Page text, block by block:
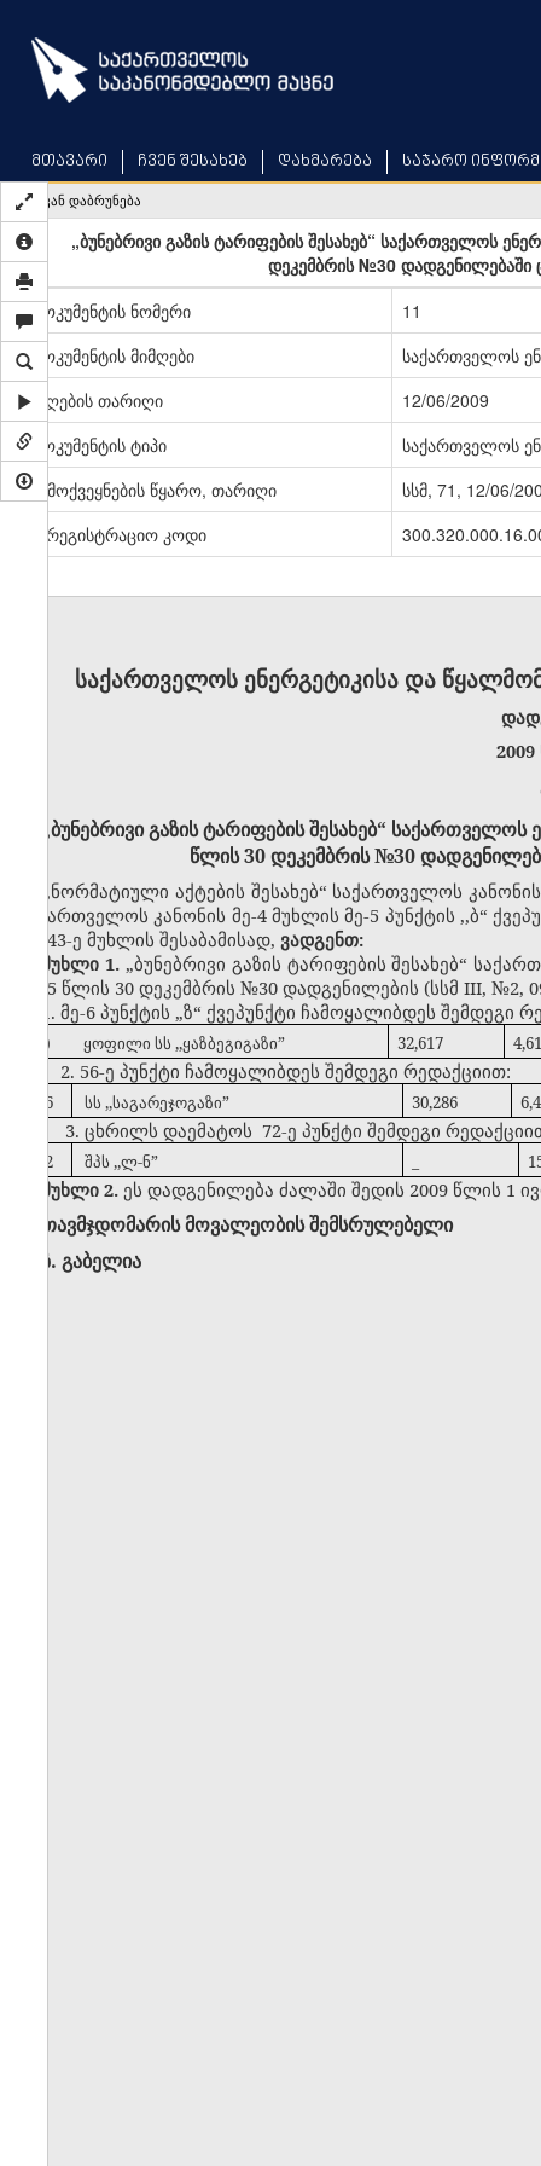
main
content
მთავარი ჩვენ შესახებ დახმარება საჯარო
უკან დაბრუნება
„ბუნებრივი გაზის ტარიფების შესახებ“ საქართველოს
დეკემბრის №30 დადგენილებაში
დოკუმენტის ნომერი
11
დოკუმენტის მიმღები
საქართველოს
მიღების თარიღი
12/06/2009
დოკუმენტის ტიპი
საქართველოს
გამოქვეყნების წყარო, თარიღი
სსმ, 71, 12/06/
სარეგისტრაციო კოდი
საქართველოს ენერგეტიკისა და
„ბუნებრივი გაზის ტარიფების შესახებ“
წლის 30 დეკემბრის №30
,,ნორმატიული აქტების შესახებ“ საქართველოს
საქართველოს კანონის მე-4 მუხლის მე-5 პუნქტის ,,ბ“
და 43-ე მუხლის შესაბამისად, ვადგენთ:
მუხლი 1.„ბუნებრივი გაზის ტარიფების შესახებ“
2005 წლის 30 დეკემბრის №30 დადგენილების (სსმ III,
1. მე-6 პუნქტის „ზ“ ქვეპუნქტი ჩამოყალიბდეს შემდეგი
ზ) ყოფილი სს ,,ყაზბეგიგაზი” 32,617
2. 56-ე პუნქტი ჩამოყალიბდეს შემდეგი რედაქციით:
56 სს ,,საგარეჯოგაზი” 30,286
3. ცხრილს დაემატოს 72-ე პუნქტი შემდეგი
72 შპს ,,ლ-ნ”
მუხლი 2.ეს დადგენილება ძალაში შედის 2009 წლის 1
თავმჯდომარის მოვალეობის შემსრულებელი
ზ. გაბელია